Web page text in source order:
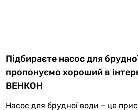
Підбираєте насос для
пропонуємо хороший в
ВЕНКОН
Насос для брудної води – це